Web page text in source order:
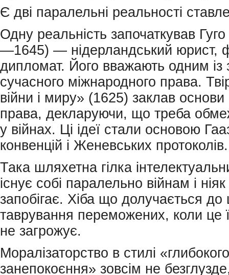
Є дві паралельні реальності
Одну реальність започаткував
—1645) — нідерландський юрист,
дипломат. Його вважають одним із
сучасного міжнародного права.
війни і миру» (1625) заклав основи
права, декларуючи, що треба
у війнах. Ці ідеї стали основою
конвенцій і Женевських протоколів.
Така шляхетна гілка
існує собі паралельно війнам і
запобігає. Хіба що долучається до
таврування переможених, коли це
не загрожує.
Моралізаторство в стилі «глибокого
занепокоєння» зовсім не